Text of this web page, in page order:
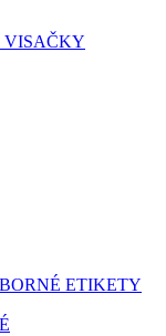
VISAČKY
ETIKETY